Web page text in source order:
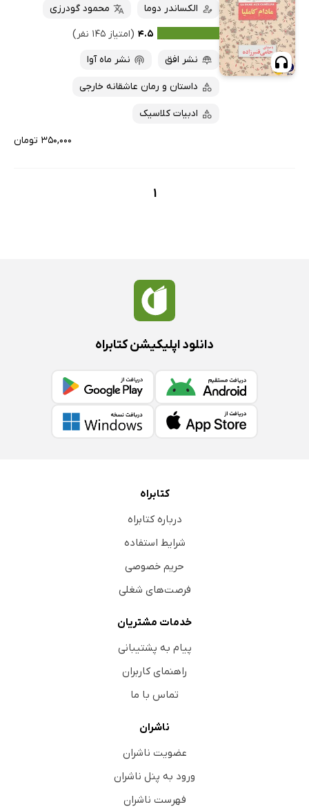
داغ‌ترین‌ها
پرفروش‌ها
پربحث‌ها
ارزان ترین‌ها
کتاب‌های صوتی
کتاب‌های متنی
الکساندر دوما
محمود گودرزی
۴.۵ (امتیاز ۱۴۵ نفر)
نشر افق
نشر ماه آوا
داستان و رمان عاشقانه خارجی
ادبیات کلاسیک
۳۵۰,۰۰۰ تومان
1
دانلود اپلیکیشن کتابراه
کتابراه
درباره کتابراه
شرایط استفاده
حریم خصوصی
فرصت‌های شغلی
خدمات مشتریان
پیام به پشتیبانی
راهنمای کاربران
تماس با ما
ناشران
عضویت ناشران
ورود به پنل ناشران
فهرست ناشران